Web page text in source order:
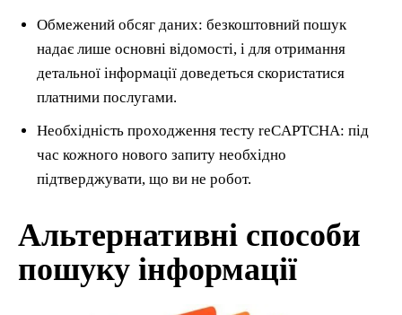
Обмежений обсяг даних: безкоштовний пошук
надає лише основні відомості, і для отримання
детальної інформації доведеться скористатися
платними послугами.
Необхідність проходження тесту reCAPTCHA: під
час кожного нового запиту необхідно
підтверджувати, що ви не робот.
Альтернативні способи
пошуку інформації